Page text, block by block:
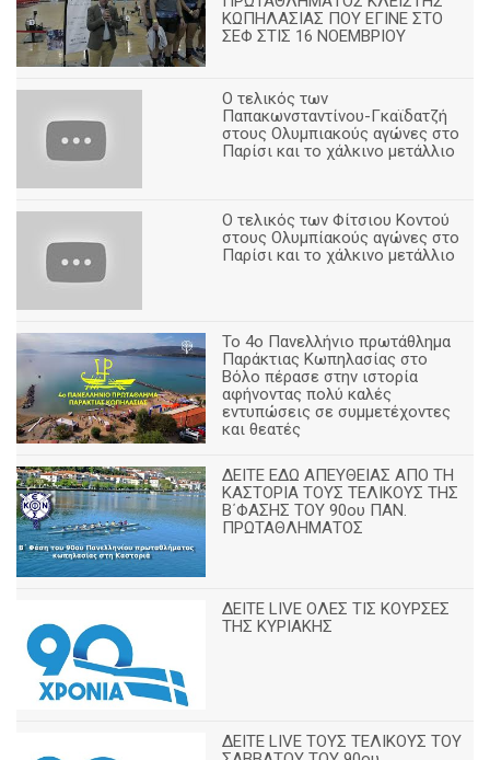
ΚΩΠΗΛΑΣΙΑΣ ΠΟΥ ΕΓΙΝΕ ΣΤΟ
ΣΕΦ ΣΤΙΣ 16 ΝΟΕΜΒΡΙΟΥ
Ο τελικός των
Παπακωνσταντίνου-Γκαϊδατζή
στους Ολυμπιακούς αγώνες στο
Παρίσι και το χάλκινο μετάλλιο
Ο τελικός των Φίτσιου Κοντού
στους Ολυμπίακούς αγώνες στο
Παρίσι και το χάλκινο μετάλλιο
Το 4ο Πανελλήνιο πρωτάθλημα
Παράκτιας Κωπηλασίας στο
Βόλο πέρασε στην ιστορία
αφήνοντας πολύ καλές
εντυπώσεις σε συμμετέχοντες
και θεατές
ΔΕΙΤΕ ΕΔΩ ΑΠΕΥΘΕΙΑΣ ΑΠΟ ΤΗ
ΚΑΣΤΟΡΙΑ ΤΟΥΣ ΤΕΛΙΚΟΥΣ ΤΗΣ
Β΄ΦΑΣΗΣ ΤΟΥ 90ου ΠΑΝ.
ΠΡΩΤΑΘΛΗΜΑΤΟΣ
ΔΕΙΤΕ LIVE ΟΛΕΣ ΤΙΣ ΚΟΥΡΣΕΣ
ΤΗΣ ΚΥΡΙΑΚΗΣ
ΔΕΙΤΕ LIVE ΤΟΥΣ ΤΕΛΙΚΟΥΣ ΤΟΥ